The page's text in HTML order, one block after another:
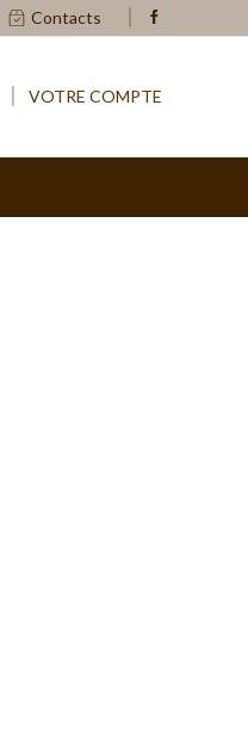
Contacts
VOTRE COMPTE